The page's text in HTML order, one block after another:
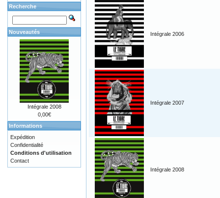
Intégrale 2006
Intégrale 2007
Intégrale 2008
Recherche
Nouveautés
Intégrale 2008
0,00€
Informations
Expédition
Confidentialité
Conditions d'utilisation
Contact